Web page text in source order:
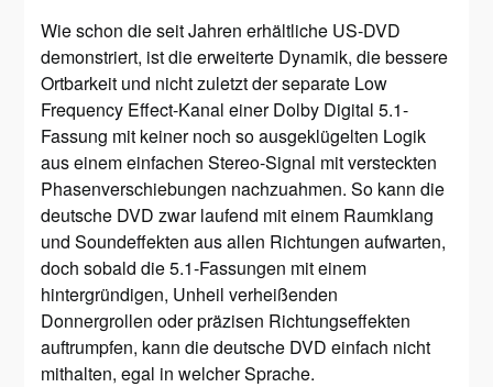
Wie schon die seit Jahren erhältliche US-DVD
demonstriert, ist die erweiterte Dynamik, die bessere
Ortbarkeit und nicht zuletzt der separate Low
Frequency Effect-Kanal einer Dolby Digital 5.1-
Fassung mit keiner noch so ausgeklügelten Logik
aus einem einfachen Stereo-Signal mit versteckten
Phasenverschiebungen nachzuahmen. So kann die
deutsche DVD zwar laufend mit einem Raumklang
und Soundeffekten aus allen Richtungen aufwarten,
doch sobald die 5.1-Fassungen mit einem
hintergründigen, Unheil verheißenden
Donnergrollen oder präzisen Richtungseffekten
auftrumpfen, kann die deutsche DVD einfach nicht
mithalten, egal in welcher Sprache.